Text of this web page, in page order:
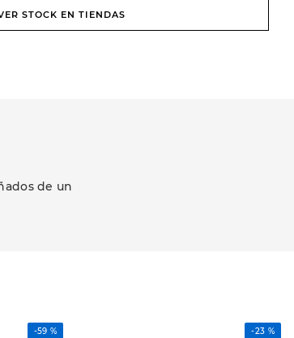
STOCK EN TIENDAS
de un
-59 % -23 %